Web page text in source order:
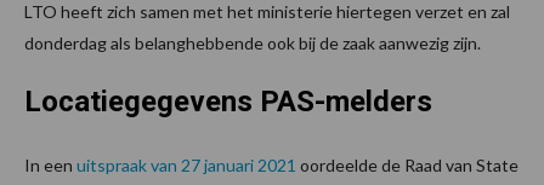
LTO heeft zich samen met het ministerie hiertegen verzet en zal
donderdag als belanghebbende ook bij de zaak aanwezig zijn.
Locatiegegevens PAS-melders
In een uitspraak van 27 januari 2021 oordeelde de Raad van State